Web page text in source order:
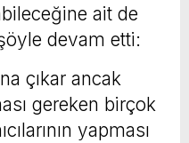
ait de
devam etti:
çıkar ancak
gereken birçok
yapması